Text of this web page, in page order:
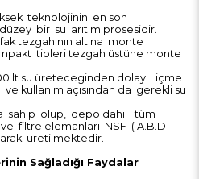
teknolojinin en son
bir su arıtım prosesidir.
tezgahının altına monte
tipleri tezgah üstüne monte
lt su üreteceginden dolayı içme
kullanım açısından da gerekli su
sahip olup, depo dahil tüm
filtre elemanları NSF ( A.B.D
üretilmektedir.
Sağladığı Faydalar